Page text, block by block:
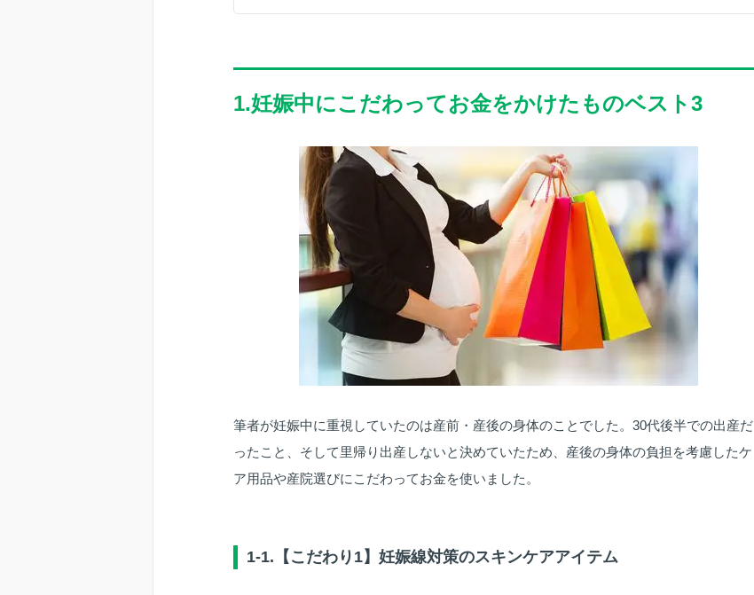
1.妊娠中にこだわってお金をかけたものベスト3
筆者が妊娠中に重視していたのは産前・産後の身体のことでした。30代後半での出産だ
ったこと、そして里帰り出産しないと決めていたため、産後の身体の負担を考慮したケ
ア用品や産院選びにこだわってお金を使いました。
1-1.【こだわり1】妊娠線対策のスキンケアアイテム